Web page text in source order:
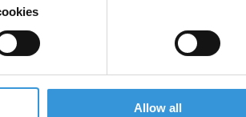
Allow all